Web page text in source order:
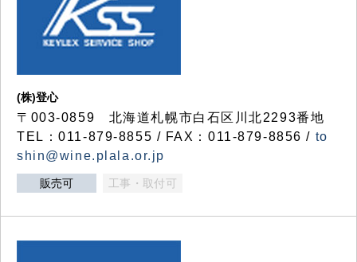
(株)登心
〒003-0859 北海道札幌市白石区川北2293番地
TEL：011-879-8855 / FAX：011-879-8856 / to
shin@wine.plala.or.jp
販売可 工事・取付可